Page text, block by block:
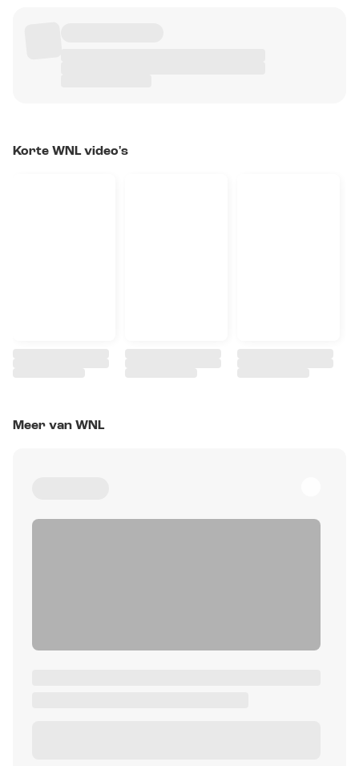
Korte WNL video's
Meer van WNL